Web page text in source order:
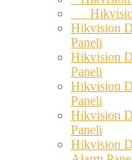
Hikvision
Paneli
Hikvision
Paneli
Hikvision
Paneli
Hikvision
Paneli
Hikvision